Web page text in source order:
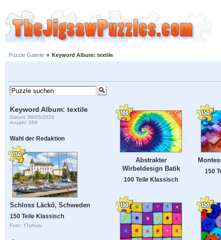
Puzzle Galerie » Keyword Album: textile
Keyword Album: textile
Datum: 08/05/2026
Anzahl: 269
Wahl der Redaktion
Schloss Läckö, Schweden
150 Teile Klassisch
Foto: TTphoto
Abstrakter
Wirbeldesign Batik
100 Teile Klassisch
150